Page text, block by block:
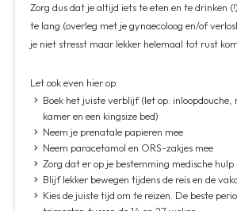
Zorg dus dat je altijd iets te eten en te drinken
te lang (overleg met je gynaecoloog en/of
je niet stresst maar lekker helemaal tot rust
Let ook even hier op:
Boek het juiste verblijf (let op: inloopdouche,
kamer en een kingsize bed)
Neem je prenatale papieren mee
Neem paracetamol en ORS-zakjes mee
Zorg dat er op je bestemming medische hulp
Blijf lekker bewegen tijdens de reis en de
Kies de juiste tijd om te reizen. De beste